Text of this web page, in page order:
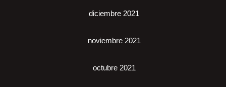
diciembre 2021
noviembre 2021
octubre 2021